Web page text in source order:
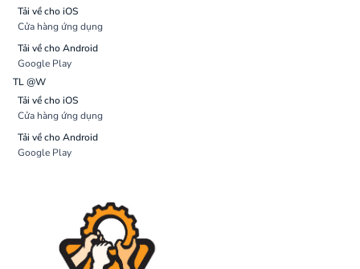
Tải về cho iOS
Cửa hàng ứng dụng
Tải về cho Android
Google Play
TL @W
Tải về cho iOS
Cửa hàng ứng dụng
Tải về cho Android
Google Play